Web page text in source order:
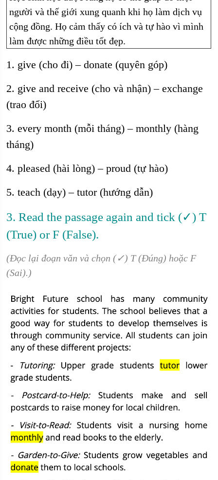
người và thế giới xung quanh khi họ làm dịch vụ
cộng đồng. Họ cảm thấy có ích và tự hào vì mình
làm được những điều tốt đẹp.
1. give (cho đi) – donate (quyên góp)
2. give and receive (cho và nhận) – exchange
(trao đổi)
3. every month (mỗi tháng) – monthly (hàng
tháng)
4. pleased (hài lòng) – proud (tự hào)
5. teach (dạy) – tutor (hướng dẫn)
3. Read the passage again and tick (✓) T
(True) or F (False).
(Đọc lại đoạn văn và chọn (✓) T (Đúng) hoặc F
(Sai).)